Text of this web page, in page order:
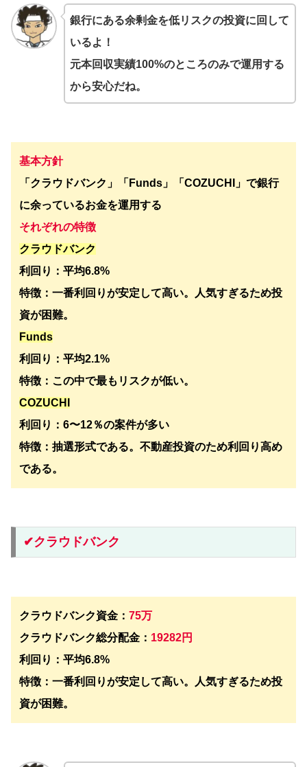
銀行にある余剰金を低リスクの投資に回して
いるよ！
元本回収実績100%のところのみで運用する
から安心だね。
基本方針
「クラウドバンク」「Funds」「COZUCHI」で銀行
に余っているお金を運用する
それぞれの特徴
クラウドバンク
利回り：平均6.8%
特徴：一番利回りが安定して高い。人気すぎるため投
資が困難。
Funds
利回り：平均2.1%
特徴：この中で最もリスクが低い。
COZUCHI
利回り：6〜12％の案件が多い
特徴：抽選形式である。不動産投資のため利回り高め
である。
✔︎クラウドバンク
クラウドバンク資金： 75万
クラウドバンク総分配金： 19282円
利回り：平均6.8%
特徴：一番利回りが安定して高い。人気すぎるため投
資が困難。